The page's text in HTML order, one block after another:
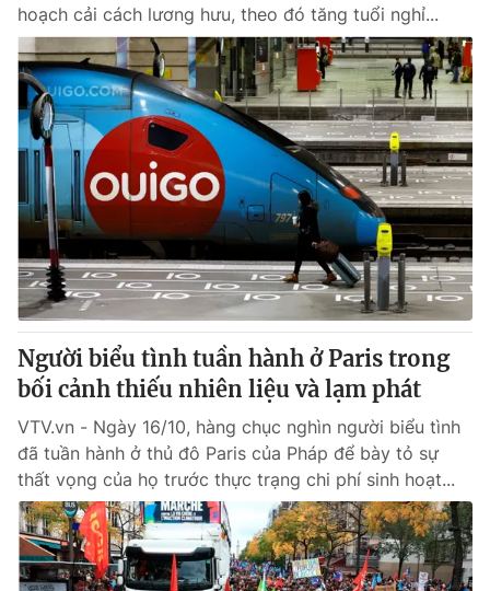
THỜI BÁO VTV
Theo dõi báo trên
Cơ quan chủ quản:Đài Truyền hình Việt Nam
Cơ quan báo chí:Thời báo VTV
Giấy phép hoạt động báo in và báo điện tử số 483/GP-BTTTT
cấp ngày 29/12/2023
Tổng Biên tập:Vũ Thanh Thủy
Phó Tổng Biên tập: Nguyễn Thị Mỹ Hạnh, Phạm Quốc Thắng,
Nguyễn Trọng Ninh
Tổng đài VTV:024.38 355 931 - 024.38 355 932
Ðiện thoại Thời báo VTV:024.66 897 897
Email:toasoan@vtv.vn
Liên hệ quảng cáo:024-7300.7108
hoạch cải cách lương hưu, theo đó tăng tuổi nghỉ...
Người biểu tình tuần hành ở Paris trong
bối cảnh thiếu nhiên liệu và lạm phát
VTV.vn - Ngày 16/10, hàng chục nghìn người biểu tình
đã tuần hành ở thủ đô Paris của Pháp để bày tỏ sự
thất vọng của họ trước thực trạng chi phí sinh hoạt...